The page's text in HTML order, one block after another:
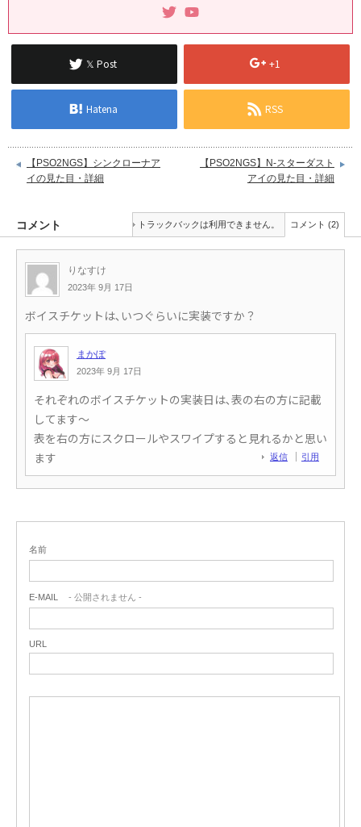
𝕏 Post +1
Hatena RSS
【PSO2NGS】シンクローナア
イの見た目・詳細
【PSO2NGS】N-スターダスト
アイの見た目・詳細
コメント トラックバックは利用できません。 コメント (2)
りなすけ
2023年 9月 17日
ボイスチケットは､いつぐらいに実装ですか？
まかぽ
2023年 9月 17日
返信 引用
それぞれのボイスチケットの実装日は､表の右の方に記載
してます～
表を右の方にスクロールやスワイプすると見れるかと思い
ます
名前
E-MAIL - 公開されません -
URL